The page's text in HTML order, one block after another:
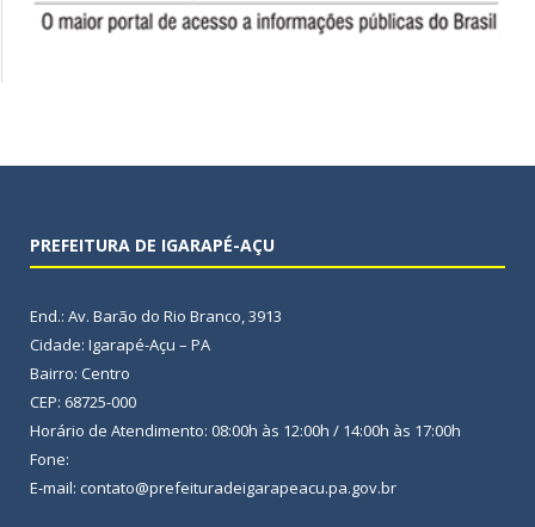
PREFEITURA DE IGARAPÉ-AÇU
End.: Av. Barão do Rio Branco, 3913
Cidade: Igarapé-Açu – PA
Bairro: Centro
CEP: 68725-000
Horário de Atendimento: 08:00h às 12:00h / 14:00h às 17:00h
Fone:
E-mail: contato@prefeituradeigarapeacu.pa.gov.br